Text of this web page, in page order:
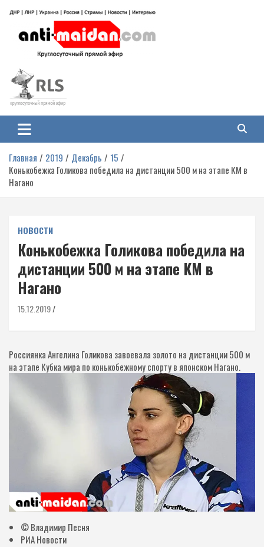
содержимому
Антимайдан: Гражданская война
на Украине
гражданской войне на Украине, включая события в Новороссии, ДНР,
ЛНР и других регионах.
Главная 2019 Декабрь
15
Конькобежка Голикова победила на дистанции 500 м на этапе КМ в
Нагано
НОВОСТИ
Конькобежка Голикова победила на
дистанции 500 м на этапе КМ в
Нагано
15.12.2019
Россиянка Ангелина Голикова завоевала золото на дистанции 500 м
на этапе Кубка мира по конькобежному спорту в японском Нагано.
© Владимир Песня
РИА Новости